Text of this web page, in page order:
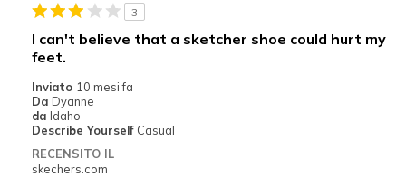
View On Shoes Shoes are for Wearing
3
I can't believe that a sketcher shoe could hurt my
feet.
Inviato 10 mesi fa
Da Dyanne
da Idaho
Describe Yourself Casual
RECENSITO IL
skechers.com